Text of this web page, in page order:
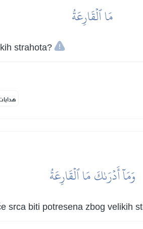
مَا ٱلۡقَارِعَةُ
strahota?
وَمَآ أَدۡرَىٰكَ مَا ٱلۡقَارِعَةُ
srca biti potresena zbog velikih